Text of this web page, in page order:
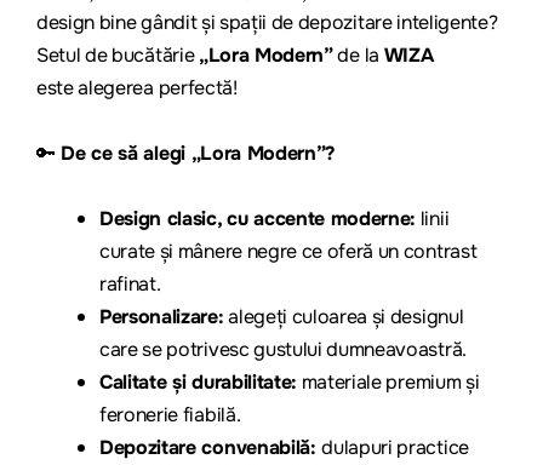
design bine gândit și spații de depozitare inteligente?
Setul de bucătărie„LoraModern”de la WIZA
este alegerea perfectă!
🔑 De ce să alegi „LoraModern”?
Design clasic, cu accente moderne: linii
curate și mânere negre ce oferă un contrast
rafinat.
Personalizare:alegeți culoarea și designul
care se potrivesc gustului dumneavoastră.
Calitate și durabilitate: materiale premium și
feronerie fiabilă.
Depozitare convenabilă:dulapuri practice